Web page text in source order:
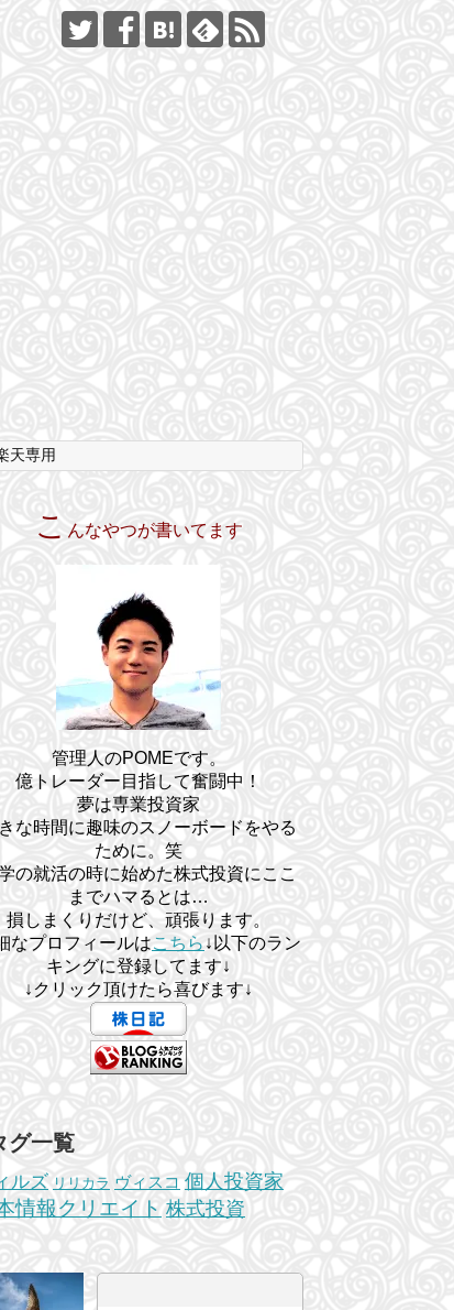
天専用
こ んなやつが書いてます
管理人のPOMEです。
億トレーダー目指して奮闘中！
夢は専業投資家
な時間に趣味のスノーボードをやる
ために。笑
の就活の時に始めた株式投資にここ
までハマるとは…
損しまくりだけど、頑張ります。
なプロフィールはこちら ↓以下のラン
キングに登録してます↓
↓クリック頂けたら喜びます↓
グ一覧
ルズ リリカラ ヴィスコ 個人投資家
情報クリエイト 株式投資